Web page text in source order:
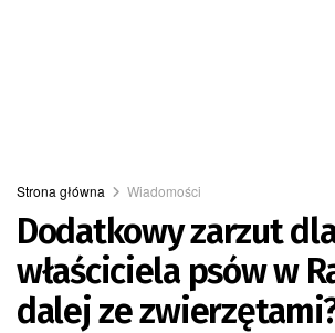
Strona główna Wiadomości
Dodatkowy zarzut
właściciela psów w
dalej ze